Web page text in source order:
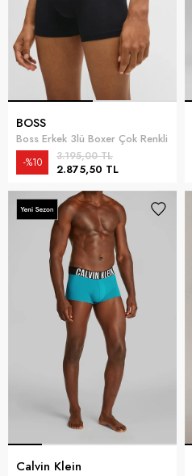
BOSS
Boss Erkek 3lü Boxer Çok Renkli
2.875,50 TL
3.195,00 TL
%10
Calvin Klein